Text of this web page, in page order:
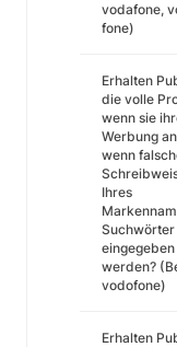
vodafone,
fone)
Erhalten
die volle
wenn sie
Werbung
wenn
Ihres
Suchwörter
eingegeben
werden?
vodofone)
Erhalten